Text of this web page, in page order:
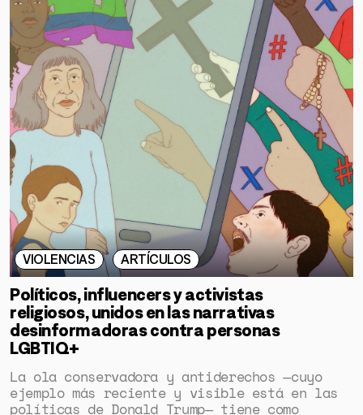
VIOLENCIAS ARTÍCULOS
Políticos, influencers y activistas
religiosos, unidos en las narrativas
desinformadoras contra personas
LGBTIQ+
La ola conservadora y antiderechos —cuyo
ejemplo más reciente y visible está en las
políticas de Donald Trump— tiene como